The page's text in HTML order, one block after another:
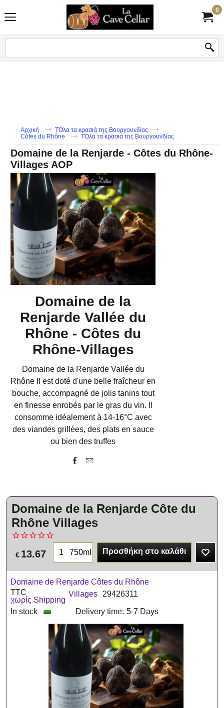
0
Αρχική
TΌλα τα κρασιά της Βουργουνδίας
Côtes du Rhône
TΌλα τα κρασιά της Βουργουνδίας
Domaine de la Renjarde - Côtes du Rhône-
Villages AOP
Domaine de la
Renjarde Vallée du
Rhône - Côtes du
Rhône-Villages
Domaine de la Renjarde Vallée du
Rhône Il est doté d'une belle fraîcheur en
bouche, accompagné de jolis tanins tout
en finesse enrobés par le gras du vin. Il
consomme idéalement à 14-16°C avec
des viandes grillées, des plats en sauce
ou bien des truffes
Domaine de la Renjarde Côte du
Rhône Villages
€ 13.67 750ml Προσθήκη στο καλάθι
Domaine de Renjarde Côtes du Rhône
Villages
29426311
TTC
χωρίς Shipping
Delivery time: 5-7 Days
In stock